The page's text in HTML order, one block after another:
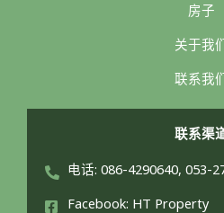
房子
关于我
联系我
联系渠
电话: 086-4290640, 053-
Facebook: HT Property